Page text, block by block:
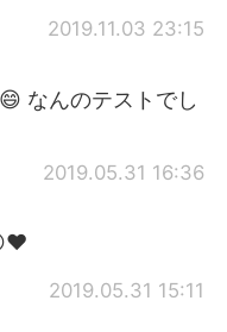
2019.11.03 23:15
なんのテストでし
2019.05.31 16:36
2019.05.31 15:11